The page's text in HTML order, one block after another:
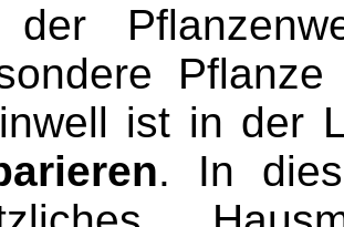
ist in der
. In